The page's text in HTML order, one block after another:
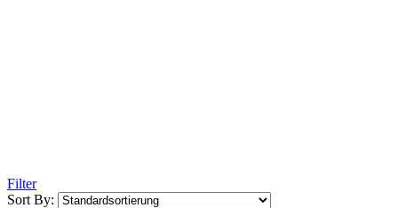
Filter
Sort By: